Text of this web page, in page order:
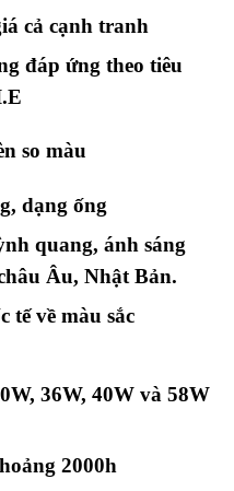
cả cạnh tranh
đáp ứng theo tiêu
so màu
dạng ống
quang, ánh sáng
Âu, Nhật Bản.
tế về màu sắc
36W, 40W và 58W
2000h